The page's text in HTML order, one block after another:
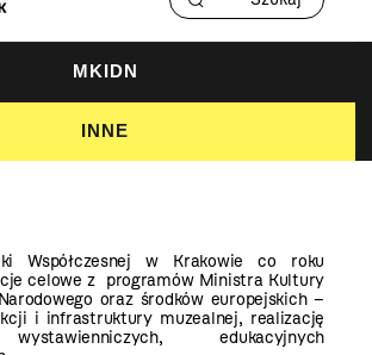
MKIDN
INNE
Współczesnej w Krakowie co roku
celowe z programów Ministra Kultury
oraz środków europejskich –
i infrastruktury muzealnej, realizację
edukacyjnych